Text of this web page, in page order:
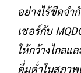
อย่างไร้ขีดจำ
เชอร์กับ
ให้กว้างไกลแ
ดื่มด่ำในสภา